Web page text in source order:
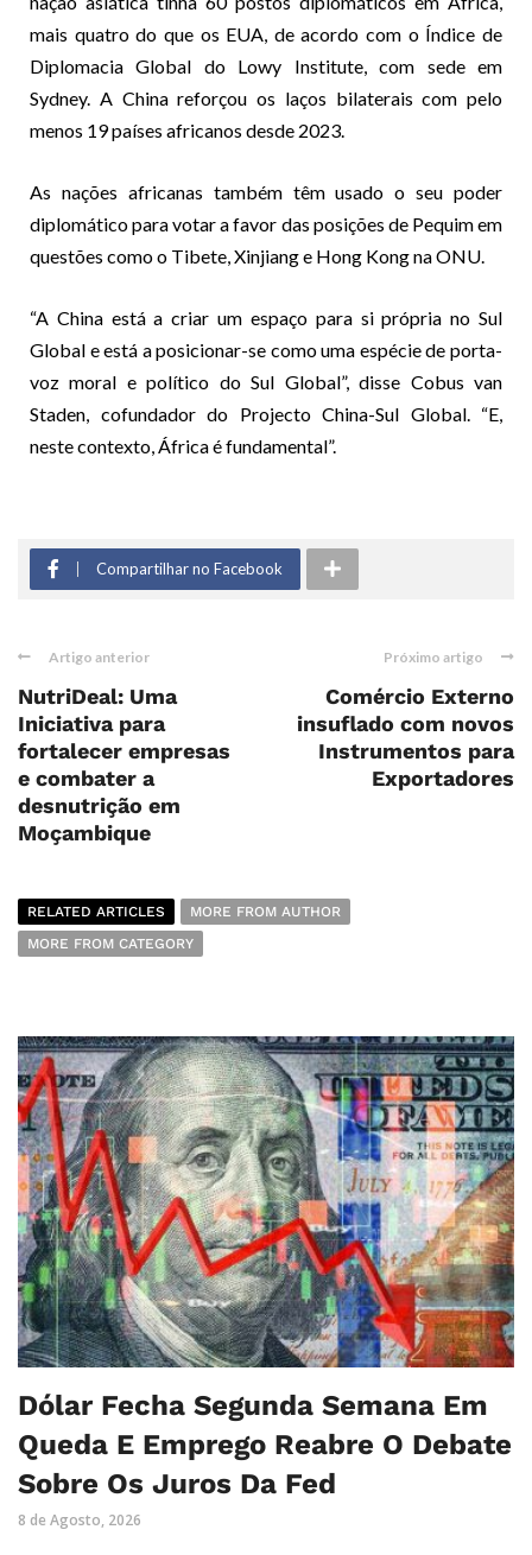
mais quatro do que os EUA, de acordo com o Índice de
Diplomacia Global do Lowy Institute, com sede em
Sydney. A China reforçou os laços bilaterais com pelo
menos 19 países africanos desde 2023.
As nações africanas também têm usado o seu poder
diplomático para votar a favor das posições de Pequim em
questões como o Tibete, Xinjiang e Hong Kong na ONU.
“A China está a criar um espaço para si própria no Sul
Global e está a posicionar-se como uma espécie de porta-
voz moral e político do Sul Global”, disse Cobus van
Staden, cofundador do Projecto China-Sul Global. “E,
neste contexto, África é fundamental”.
Compartilhar no Facebook
Artigo anterior
NutriDeal: Uma
Iniciativa para
fortalecer empresas
e combater a
desnutrição em
Moçambique
Próximo artigo
Comércio Externo
insuflado com novos
Instrumentos para
Exportadores
RELATED ARTICLES
MORE FROM AUTHOR
MORE FROM CATEGORY
Dólar Fecha Segunda Semana Em
Queda E Emprego Reabre O Debate
Sobre Os Juros Da Fed
8 de Agosto, 2026